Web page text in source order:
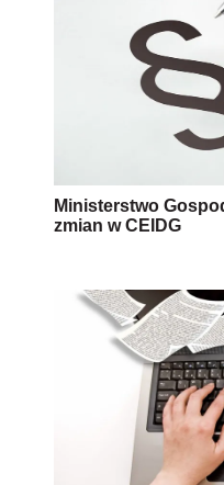
Ministerstwo
zmian w CEIDG